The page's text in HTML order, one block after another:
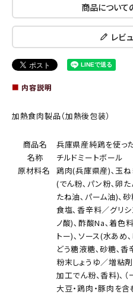
商品について
レビ
■ 内容説明
加熱食肉製品（加熱後包装）
商品名
兵庫県産純鶏を使っ
名称
チルドミートボール
原材料名
鶏肉(兵庫県産)､玉
(でん粉､パン粉､卵
たね油､パーム油)、
食塩､香辛料／グリ
ノ酸)､酢酸Na､着色
トー)､ソース(水あめ
どう糖液糖､砂糖､香
粉末しょうゆ／増粘
加工でん粉、香料)､（
大豆・鶏肉・豚肉を含